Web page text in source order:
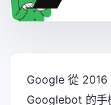
Google 從
Googlebot 的手